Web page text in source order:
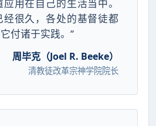
用在自己的生活当中。
很久，各处的基督徒都
付诸于实践。”
周毕克（Joel R. Beeke）
清教徒改革宗神学院院长